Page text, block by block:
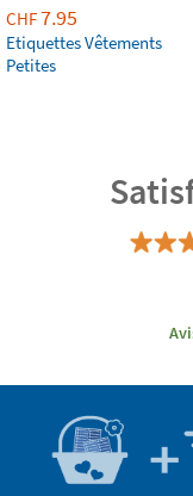
CHF7.95
Etiquettes Vêtements
Petites